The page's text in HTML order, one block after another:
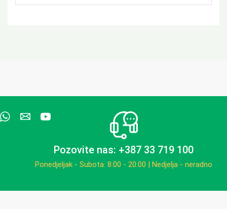
Pozovite nas: +387 33 719 100
Ponedjeljak - Subota: 8:00 - 20:00 | Nedjelja - neradno